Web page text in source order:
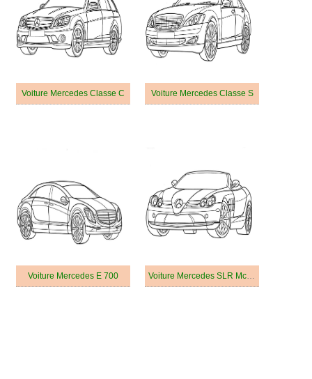
Voiture Mercedes Classe C Voiture Mercedes Classe S
Voiture Mercedes E 700